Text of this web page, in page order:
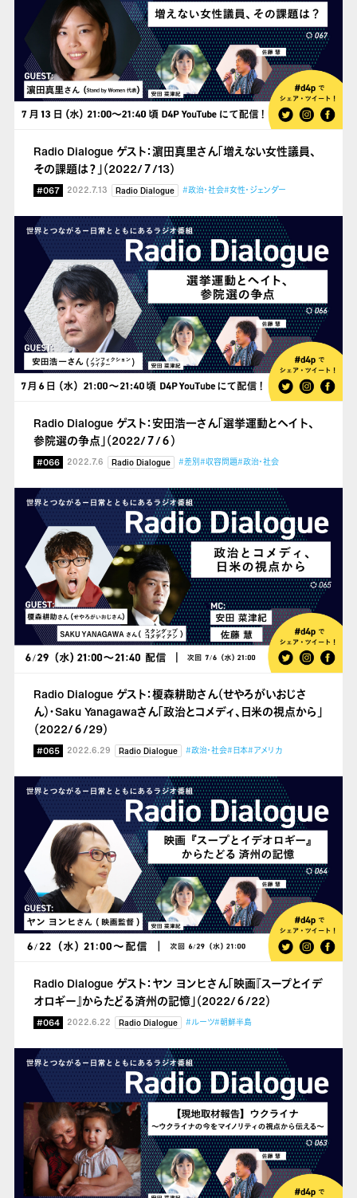
Radio Dialogue ゲスト：濵田真里さん「増えない女性議員、
その課題は？」（2022/７/13）
#067 2022.7.13 Radio Dialogue #政治・社会#女性・ジェンダー
Radio Dialogue ゲスト：安田浩一さん「選挙運動とヘイト、
参院選の争点」（2022/７/６）
#066 2022.7.6 Radio Dialogue #差別#収容問題#政治・社会
Radio Dialogue ゲスト：榎森耕助さん（せやろがいおじさ
ん）・Saku Yanagawaさん「政治とコメディ、日米の視点から」
（2022/６/29）
#065 2022.6.29 Radio Dialogue #政治・社会#日本#アメリカ
Radio Dialogue ゲスト：ヤン ヨンヒさん「映画『スープとイデ
オロギー』からたどる済州の記憶」（2022/６/22）
#064 2022.6.22 Radio Dialogue #ルーツ#朝鮮半島